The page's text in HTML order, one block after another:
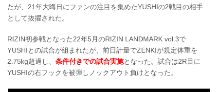
たが、21年大晦日にファンの注目を集めたYUSHIの2戦目の相手
として抜擢された。
RIZIN初参戦となった22年5月のRIZIN LANDMARK vol.3で
YUSHIとの試合が組まれたが、前日計量でZENKIが規定体重を
2.75kg超過し、 条件付きでの試合実施となった。試合は2R目に
YUSHIの右フックを被弾しノックアウト負けとなった。